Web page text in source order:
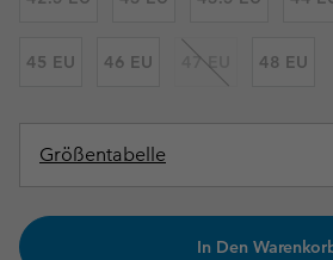
45 EU 46 EU 47 EU 48 EU
Größentabelle
In Den